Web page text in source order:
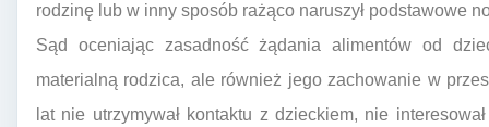
rodzinę lub w inny sposób rażąco naruszył podstawowe
Sąd oceniając zasadność żądania alimentów od
materialną rodzica, ale również jego zachowanie w
lat nie utrzymywał kontaktu z dzieckiem, nie